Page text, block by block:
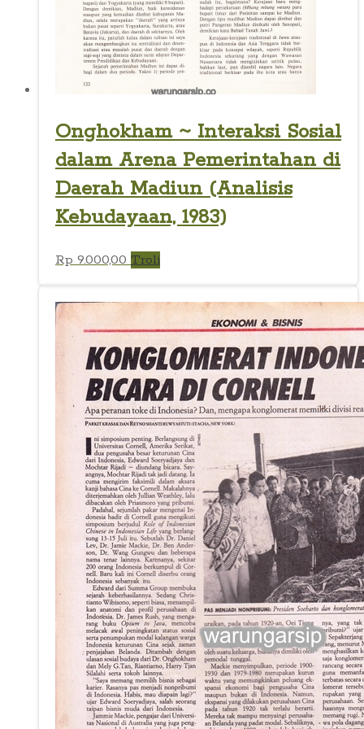
Onghokham ~ Interaksi Sosial
dalam Arena Pemerintahan di
Daerah Madiun (Analisis
Kebudayaan, 1983)
Rp 9.000,00 Troli